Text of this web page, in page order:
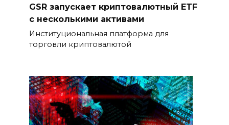
GSR запускает криптовалютный ETF
с несколькими активами
Институциональная платформа для
торговли криптовалютой